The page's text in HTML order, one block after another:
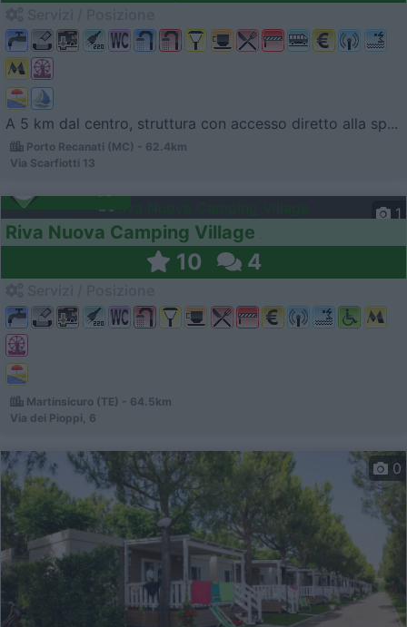
A 5 km dal centro, struttura con accesso diretto alla sp...
Porto Recanati (MC) - 62.4km
Via Scarfiotti 13
1
Riva Nuova Camping Village
10 4
Martinsicuro (TE) - 64.5km
Via dei Pioppi, 6
0